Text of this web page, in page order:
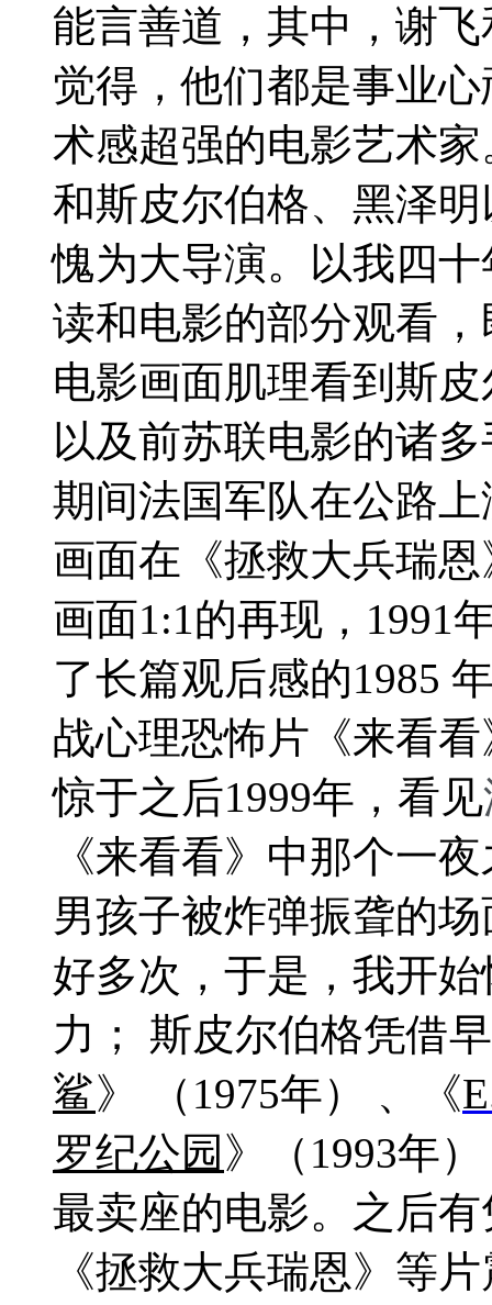
能言善道，其中，谢
觉得，他们都是事业
术感超强的电影艺术
和斯皮尔伯格、黑泽
愧为大导演。以我四
读和电影的部分观看
电影画面肌理看到斯
以及前苏联电影的诸
期间法国军队在公路
画面在《拯救大兵瑞
画面1:1的再现，1991
了长篇观后感的1985
战心理恐怖片《来看看
惊于之后1999年，看见
《来看看》中那个一
男孩子被炸弹振聋的
好多次，于是，我开
力 ； 斯皮尔伯格凭借
鲨》 （ 1975年） 、《
罗纪公园 》（ 1993年
最卖座的电影。 之后
《拯救大兵瑞恩》等